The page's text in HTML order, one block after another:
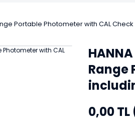
Portable Photometer with CAL
Range
0,00